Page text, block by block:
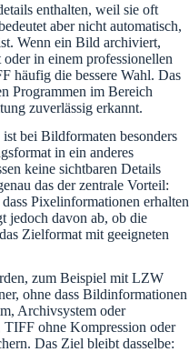
enthalten, weil sie oft
aber nicht automatisch,
Wenn ein Bild archiviert,
in einem professionellen
häufig die bessere Wahl. Das
Programmen im Bereich
zuverlässig erkannt.
bei Bildformaten besonders
in ein anderes
keine sichtbaren Details
das der zentrale Vorteil:
Pixelinformationen erhalten
jedoch davon ab, ob die
Zielformat mit geeigneten
zum Beispiel mit LZW
ohne dass Bildinformationen
Archivsystem oder
ohne Kompression oder
Das Ziel bleibt dasselbe: